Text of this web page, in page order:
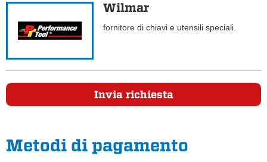
Wilmar
fornitore di chiavi e utensili speciali.
Invia richiesta
Metodi di pagamento